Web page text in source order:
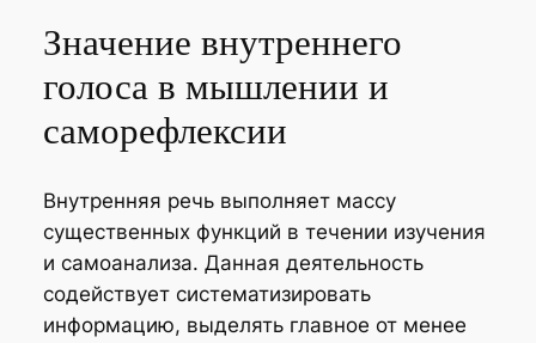
Значение внутреннего
голоса в мышлении и
саморефлексии
Внутренняя речь выполняет массу
существенных функций в течении изучения
и самоанализа. Данная деятельность
содействует систематизировать
информацию, выделять главное от менее